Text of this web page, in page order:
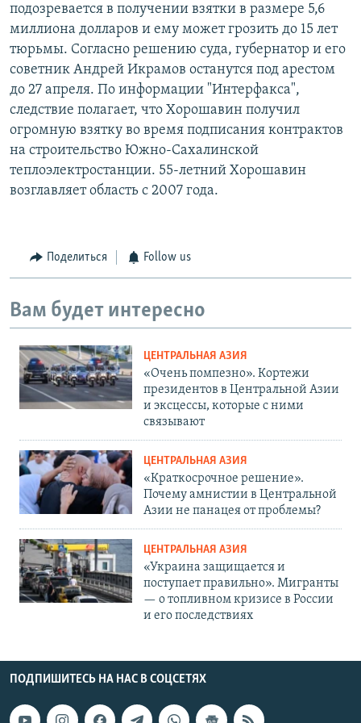
подозревается в получении взятки в размере 5,6
миллиона долларов и ему может грозить до 15 лет
тюрьмы. Согласно решению суда, губернатор и его
советник Андрей Икрамов останутся под арестом
до 27 апреля. По информации "Интерфакса",
следствие полагает, что Хорошавин получил
огромную взятку во время подписания контрактов
на строительство Южно-Сахалинской
теплоэлектростанции. 55-летний Хорошавин
возглавляет область с 2007 года.
Поделиться Follow us
Вам будет интересно
ЦЕНТРАЛЬНАЯ АЗИЯ
«Очень помпезно». Кортежи
президентов в Центральной Азии
и эксцессы, которые с ними
связывают
ЦЕНТРАЛЬНАЯ АЗИЯ
«Краткосрочное решение».
Почему амнистии в Центральной
Азии не панацея от проблемы?
ЦЕНТРАЛЬНАЯ АЗИЯ
«Украина защищается и
поступает правильно». Мигранты
— о топливном кризисе в России
и его последствиях
ПОДПИШИТЕСЬ НА НАС В СОЦСЕТЯХ